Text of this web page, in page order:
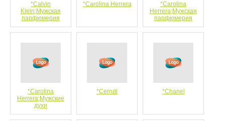
*Calvin
Klein;Мужская
парфюмерия
*Carolina Herrera
*Carolina
Herrera;Мужская
парфюмерия
*Carolina
Herrera;Мужские
духи
*Cerruti *Chanel